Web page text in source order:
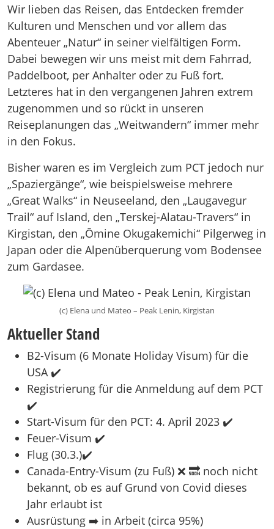
Wir lieben das Reisen, das Entdecken fremder
Kulturen und Menschen und vor allem das
Abenteuer „Natur“ in seiner vielfältigen Form.
Dabei bewegen wir uns meist mit dem Fahrrad,
Paddelboot, per Anhalter oder zu Fuß fort.
Letzteres hat in den vergangenen Jahren extrem
zugenommen und so rückt in unseren
Reiseplanungen das „Weitwandern“ immer mehr
in den Fokus.
Bisher waren es im Vergleich zum PCT jedoch nur
„Spaziergänge“, wie beispielsweise mehrere
„Great Walks“ in Neuseeland, den „Laugavegur
Trail“ auf Island, den „Terskej-Alatau-Travers“ in
Kirgistan, den „Ōmine Okugakemichi“ Pilgerweg in
Japan oder die Alpenüberquerung vom Bodensee
zum Gardasee.
(c) Elena und Mateo – Peak Lenin, Kirgistan
Aktueller Stand
B2-Visum (6 Monate Holiday Visum) für die
USA ✔️
Registrierung für die Anmeldung auf dem PCT
✔️
Start-Visum für den PCT: 4. April 2023 ✔️
Feuer-Visum ✔️
Flug (30.3.)✔️
Canada-Entry-Visum (zu Fuß) ❌ 🔜 noch nicht
bekannt, ob es auf Grund von Covid dieses
Jahr erlaubt ist
Ausrüstung ➡️ in Arbeit (circa 95%)